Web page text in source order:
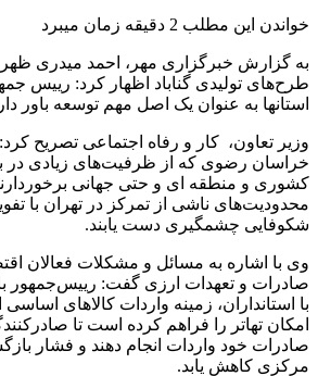
خواندن این مطلب 2 دقیقه زمان میبرد
به گزارش خبرگزاری مهر، احمد میدری ظهر
طرح‌های تولیدی گناباد اظهار کرد:‌ رییس
استانها به عنوان یک اصل مهم توسعه باور
وزیر تعاون، ‌ کار و رفاه اجتماعی تصریح
خراسان رضوی که از ظرفیت‌های زیادی در
کشوری و منطقه ای و حتی جهانی
محدودیت‌های ناشی از تمرکز در تهران با
شکوفایی چشمگیری دست یابند.
وی با اشاره به مسائل و مشکلات فعالان
صادرات و تعهدات ارزی گفت: رییس‌جمهور
با استانداران، زمینه واردات کالاهای
امکان تهاتر را فراهم کرده است تا
صادرات خود واردات انجام دهند و فشار
مرکزی کاهش یابد.